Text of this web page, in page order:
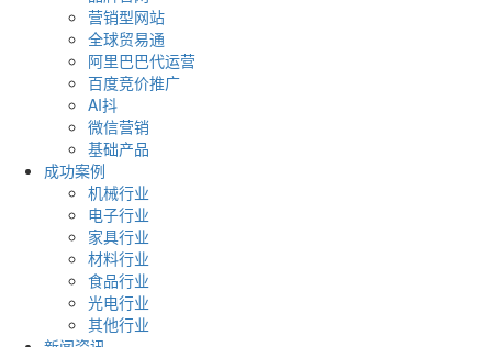
营销型网站
全球贸易通
阿里巴巴代运营
百度竞价推广
AI抖
微信营销
基础产品
成功案例
机械行业
电子行业
家具行业
材料行业
食品行业
光电行业
其他行业